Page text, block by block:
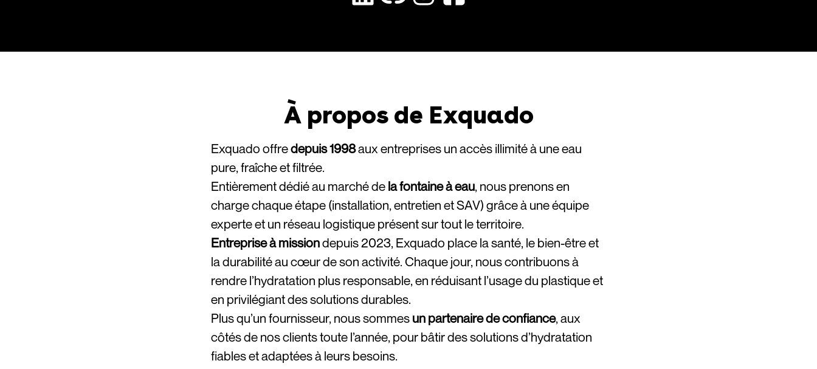
À propos de Exquado
Exquado offredepuis 1998aux entreprises un accès illimité à une eau
pure, fraîche et filtrée.
Entièrement dédié au marché de la fontaine à eau, nous prenons en
charge chaque étape (installation, entretien et SAV) grâce à une équipe
experte et un réseau logistique présent sur tout le territoire.
Entreprise à missiondepuis 2023, Exquado place la santé, le bien-être et
la durabilité au cœur de son activité. Chaque jour, nous contribuons à
rendre l’hydratation plus responsable, en réduisant l’usage du plastique et
en privilégiant des solutions durables.
Plus qu’un fournisseur, nous sommes un partenaire de confiance, aux
côtés de nos clients toute l’année, pour bâtir des solutions d’hydratation
fiables et adaptées à leurs besoins.